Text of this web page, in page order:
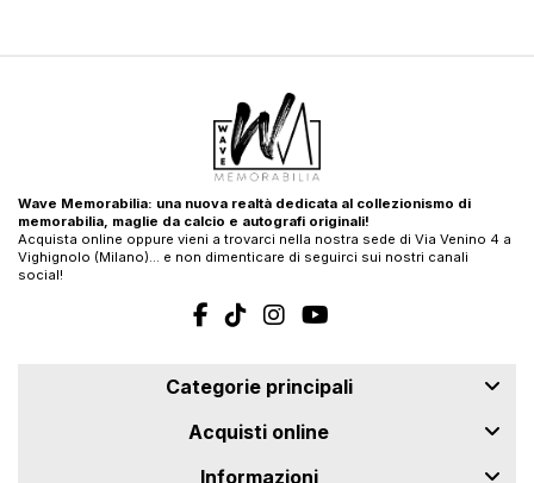
Wave Memorabilia: una nuova realtà dedicata al collezionismo di
memorabilia, maglie da calcio e autografi originali!
Acquista online oppure vieni a trovarci nella nostra sede di Via Venino 4 a
Vighignolo (Milano)… e non dimenticare di seguirci sui nostri canali
social!
Categorie principali
Acquisti online
Informazioni